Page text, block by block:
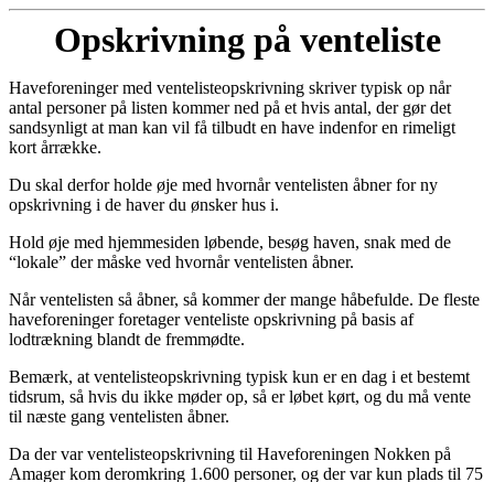
Opskrivning på venteliste
Haveforeninger med ventelisteopskrivning skriver typisk op når
antal personer på listen kommer ned på et hvis antal, der gør det
sandsynligt at man kan vil få tilbudt en have indenfor en rimeligt
kort årrække.
Du skal derfor holde øje med hvornår ventelisten åbner for ny
opskrivning i de haver du ønsker hus i.
Hold øje med hjemmesiden løbende, besøg haven, snak med de
“lokale” der måske ved hvornår ventelisten åbner.
Når ventelisten så åbner, så kommer der mange håbefulde. De fleste
haveforeninger foretager venteliste opskrivning på basis af
lodtrækning blandt de fremmødte.
Bemærk, at ventelisteopskrivning typisk kun er en dag i et bestemt
tidsrum, så hvis du ikke møder op, så er løbet kørt, og du må vente
til næste gang ventelisten åbner.
Da der var ventelisteopskrivning til Haveforeningen Nokken på
Amager kom deromkring 1.600 personer, og der var kun plads til 75